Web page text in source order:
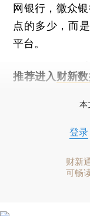
网银行，微众
点的多少，而
平台。
推荐进入 财新
本
登录
财新
可畅